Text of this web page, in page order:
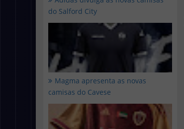
do Salford City
Magma apresenta as novas
camisas do Cavese